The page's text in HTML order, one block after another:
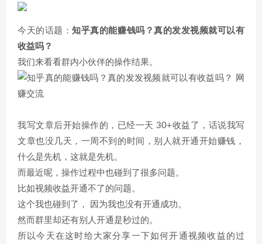
今天的话题：知乎真的能赚钱吗？真的发发视频就可以有
收益吗？
我们来看看群内小伙伴的操作结果。
我写文章后开始操作的，已经一天 30+收益了，话说我写
文章也没几天，一周不到的时间，别人就开通开始赚钱，
什么是先机，这就是先机。
而最近呢，操作过程中也碰到了很多问题。
比如视频收益开通不了的问题。
这个我也碰到了， 因为我也没有开通成功。
然而群里却还有别人开通是秒过的。
所以今天在这时给大家分享一下如何开通视频收益的过